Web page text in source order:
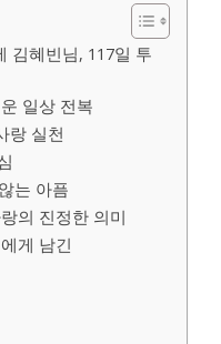
김혜빈님, 117일 투
일상 전복
랑 실천
는 아픔
의 진정한 의미
게 남긴